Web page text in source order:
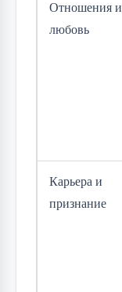
Отношения и
любовь
Карьера и
признание